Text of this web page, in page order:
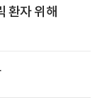
환자 위해